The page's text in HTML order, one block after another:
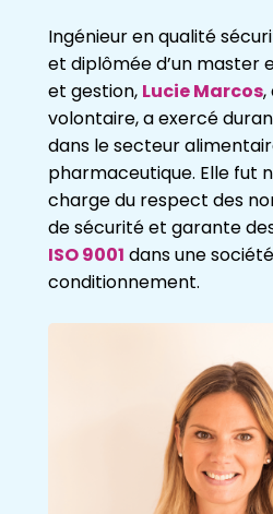
Ingénieur en qualité
et diplômée d’un master
et gestion, Lucie Marcos,
volontaire, a exercé
dans le secteur
pharmaceutique. Elle fut
charge du respect des
de sécurité et garante
ISO 9001 dans une
conditionnement.